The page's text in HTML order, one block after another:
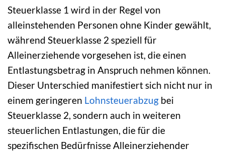
Steuerklasse 1 wird in der Regel von
alleinstehenden Personen ohne Kinder gewählt,
während Steuerklasse 2 speziell für
Alleinerziehende vorgesehen ist, die einen
Entlastungsbetrag in Anspruch nehmen können.
Dieser Unterschied manifestiert sich nicht nur in
einem geringeren Lohnsteuerabzug bei
Steuerklasse 2, sondern auch in weiteren
steuerlichen Entlastungen, die für die
spezifischen Bedürfnisse Alleinerziehender